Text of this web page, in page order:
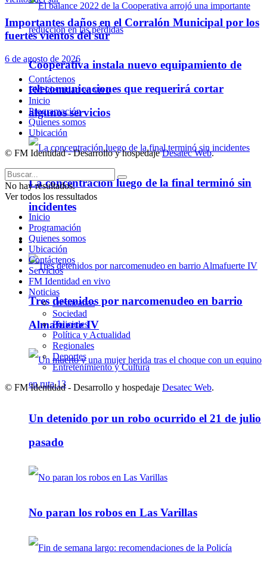
Cooperativa instala nuevo equipamiento de
telecomunicaciones que requerirá cortar
algunos servicios
La concentración luego de la final terminó sin
incidentes
Policiales
Tres detenidos por narcomenudeo en barrio
Almafuerte IV
Un detenido por un robo ocurrido el 21 de julio
pasado
No paran los robos en Las Varillas
Importantes daños en el Corralón Municipal por los
fuertes vientos del sur
6 de agosto de 2026
Contáctenos
FM Identidad en vivo
Inicio
Programación
Quienes somos
Ubicación
© FM Identidad - Desarrollo y hospedajeDesatec Web.
No hay resultados.
Ver todos los ressultados
Inicio
Programación
Quienes somos
Ubicación
Contáctenos
Servicios
FM Identidad en vivo
Noticias
Destacadas
Sociedad
Policiales
Política y Actualidad
Regionales
Deportes
Entretenimiento y Cultura
© FM Identidad - Desarrollo y hospedaje Desatec Web.